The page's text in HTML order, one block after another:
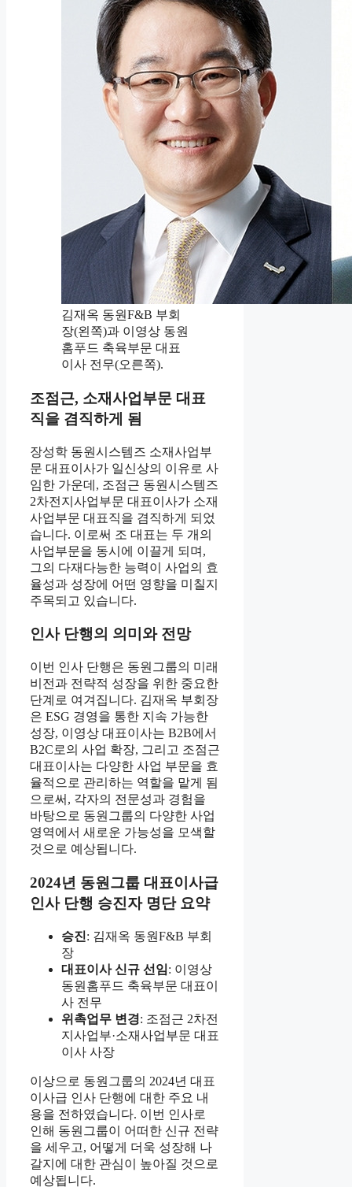
김재옥 동원F&B 부회
장(왼쪽)과 이영상 동원
홈푸드 축육부문 대표
이사 전무(오른쪽).
조점근, 소재사업부문 대표
직을 겸직하게 됨
장성학 동원시스템즈 소재사업부
문 대표이사가 일신상의 이유로 사
임한 가운데, 조점근 동원시스템즈
2차전지사업부문 대표이사가 소재
사업부문 대표직을 겸직하게 되었
습니다. 이로써 조 대표는 두 개의
사업부문을 동시에 이끌게 되며,
그의 다재다능한 능력이 사업의 효
율성과 성장에 어떤 영향을 미칠지
주목되고 있습니다.
인사 단행의 의미와 전망
이번 인사 단행은 동원그룹의 미래
비전과 전략적 성장을 위한 중요한
단계로 여겨집니다. 김재옥 부회장
은 ESG 경영을 통한 지속 가능한
성장, 이영상 대표이사는 B2B에서
B2C로의 사업 확장, 그리고 조점근
대표이사는 다양한 사업 부문을 효
율적으로 관리하는 역할을 맡게 됨
으로써, 각자의 전문성과 경험을
바탕으로 동원그룹의 다양한 사업
영역에서 새로운 가능성을 모색할
것으로 예상됩니다.
2024년 동원그룹 대표이사급
인사 단행 승진자 명단 요약
승진: 김재옥 동원F&B 부회
장
대표이사 신규 선임: 이영상
동원홈푸드 축육부문 대표이
사 전무
위촉업무 변경: 조점근 2차전
지사업부·소재사업부문 대표
이사 사장
이상으로 동원그룹의 2024년 대표
이사급 인사 단행에 대한 주요 내
용을 전하였습니다. 이번 인사로
인해 동원그룹이 어떠한 신규 전략
을 세우고, 어떻게 더욱 성장해 나
갈지에 대한 관심이 높아질 것으로
예상됩니다.